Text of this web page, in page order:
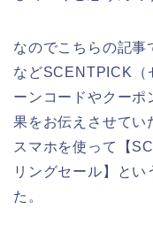
なのでこちらの記事
などSCENTPICK（
ーンコードやクーポ
果をお伝えさせてい
スマホを使って【
リングセール】とい
た。